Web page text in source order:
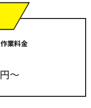
作業料金
円〜